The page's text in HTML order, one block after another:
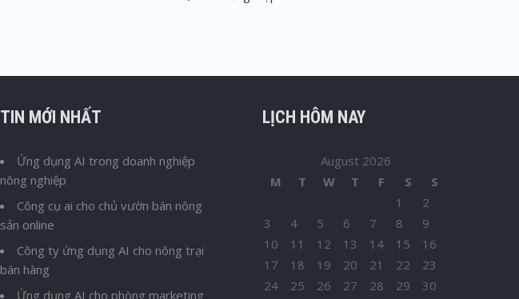
TIN MỚI NHẤT
Ứng dụng AI trong doanh nghiệp
nông nghiệp
Công cụ ai cho chủ vườn bán nông
sản online
Công ty ứng dụng AI cho nông trại
bán hàng
Ứng dụng AI cho phòng marketing
LỊCH HÔM NAY
August 2026
M
T W T F S
S
1
2
3
4 5 6 7 8
9
10
11 12 13 14 15
16
17
18 19 20 21 22
23
24
25 26 27 28 29
30